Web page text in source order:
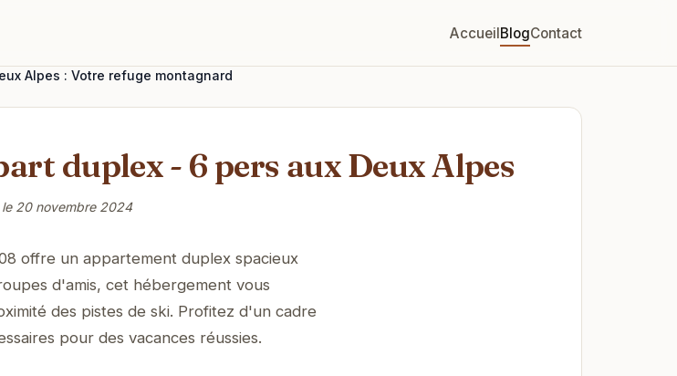
AccueilBlogContact
Alpes : Votre refuge montagnard
duplex - 6 pers aux Deux Alpes
20 novembre 2024
offre un appartement duplex spacieux
d'amis, cet hébergement vous
des pistes de ski. Profitez d'un cadre
pour des vacances réussies.